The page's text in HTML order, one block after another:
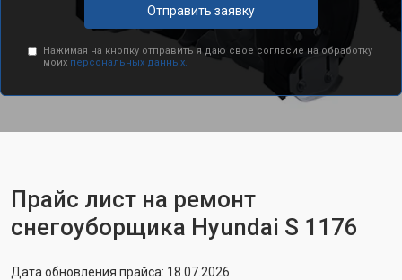
Отправить заявку
Нажимая на кнопку отправить я даю свое согласие на обработку
моих персональных данных.
Прайс лист на ремонт
снегоуборщика Hyundai S 1176
Дата обновления прайса: 18.07.2026